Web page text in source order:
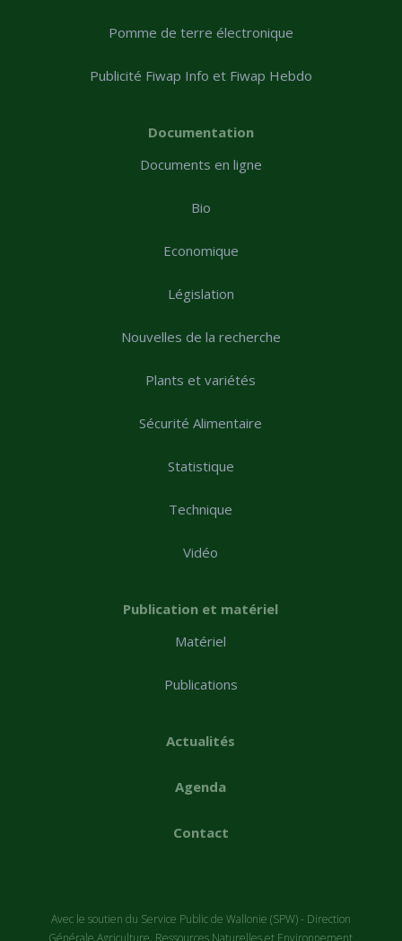
Pomme de terre électronique
Publicité Fiwap Info et Fiwap Hebdo
Documentation
Documents en ligne
Bio
Economique
Législation
Nouvelles de la recherche
Plants et variétés
Sécurité Alimentaire
Statistique
Technique
Vidéo
Publication et matériel
Matériel
Publications
Actualités
Agenda
Contact
Avec le soutien du Service Public de Wallonie (SPW) - Direction